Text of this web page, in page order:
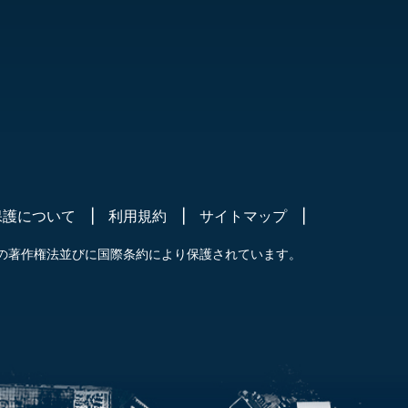
について 利用規約 サイトマップ
著作権法並びに国際条約により保護されています。